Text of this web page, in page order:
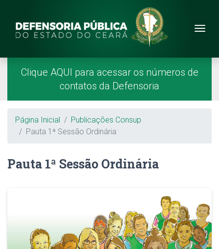
Site da Defensoria
Menu Principal
Página Inicial
Clique AQUI para acessar os números de
contatos da Defensoria
Breadcrumb
Página Inicial
Publicações Consup
Pauta 1ª Sessão Ordinária
Pauta 1ª Sessão Ordinária